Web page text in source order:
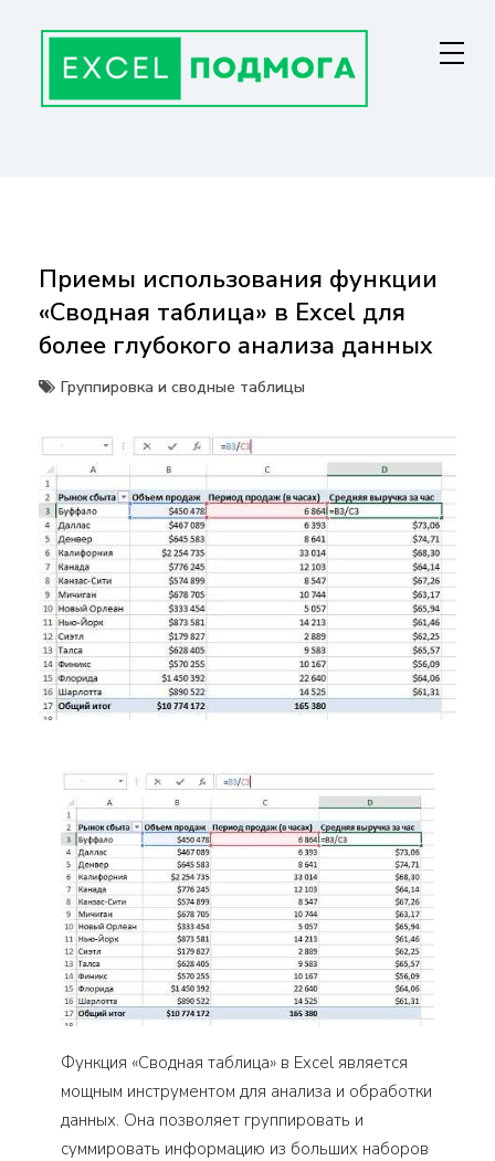
содержанию
Приемы использования функции
«Сводная таблица» в Excel для
более глубокого анализа данных
Группировка и сводные таблицы
Функция «Сводная таблица» в Excel является
мощным инструментом для анализа и обработки
данных. Она позволяет группировать и
суммировать информацию из больших наборов